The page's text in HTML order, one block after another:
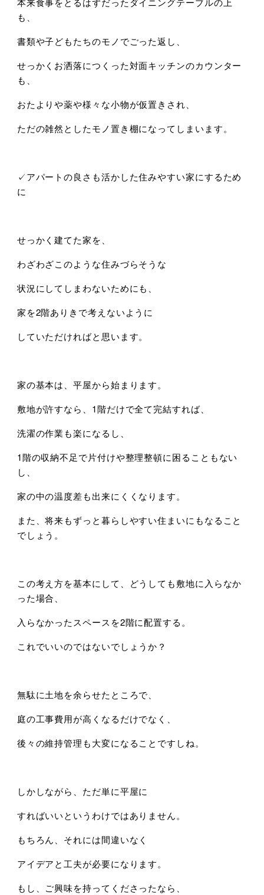
も、
書類や子どもたちのモノでごった返し、
せっかくお洒落につくった対面キッチンのカウンター
も、
おたよりや薬や様々な小物が仮置きされ、
ただの雑然としたモノ置き棚になってしまいます。
✓アパートの良さも活かした住みやすい家にするため
に
せっかく建てた家を、
わざわざこのような住みづらそうな
状況にしてしまわないためにも、
家を2階ありきで考えないように
していただければと思います。
家の基本は、平屋から始まります。
敷地が許すなら、1階だけで全て完結すれば、
洗濯の作業も楽になるし、
1階の収納不足で片付けや整理整頓に困ることもない
し、
家の中の温度差も出来にくくなります。
また、将来もずっと暮らしやすい住まいにもなること
でしょう。
この考え方を基本にして、どうしても敷地に入らなか
った場合、
入らなかったスペースを2階に配置する。
これでいいのではないでしょうか？
無駄に土地を余らせたところで、
庭の工事費用が高くなるだけでなく、
後々の維持管理も大変になることですしね。
しかしながら、ただ単に平屋に
すればいいというわけではありません。
もちろん、それには間違いなく
アイデアと工夫が必要になります。
もし、ご興味を持ってくださったなら、